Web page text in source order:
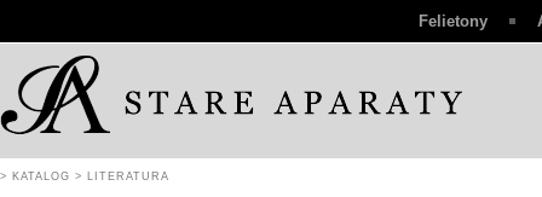
Felietony
> KATALOG > LITERATURA